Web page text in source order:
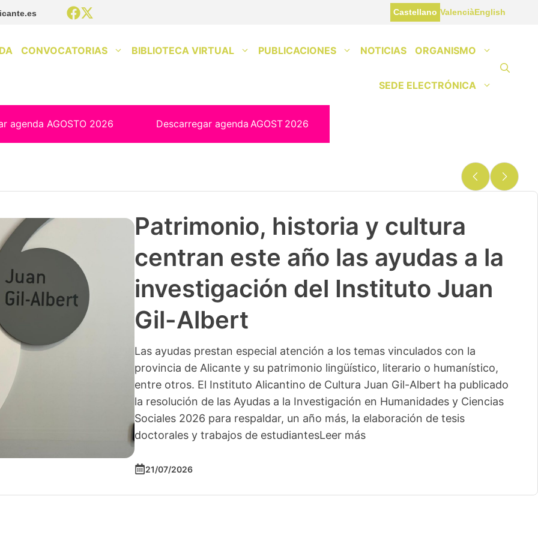
Castellano ValenciàEnglish
CONVOCATORIAS BIBLIOTECA VIRTUAL PUBLICACIONES NOTICIAS ORGANISMO
SEDE ELECTRÓNICA
agenda AGOSTO 2026 Descarregar agenda AGOST 2026
Patrimonio, historia y cultura
centran este año las ayudas a la
investigación del Instituto Juan
Gil-Albert
Las ayudas prestan especial atención a los temas vinculados con la
provincia de Alicante y su patrimonio lingüístico, literario o humanístico,
entre otros. El Instituto Alicantino de Cultura Juan Gil-Albert ha publicado
la resolución de las Ayudas a la Investigación en Humanidades y Ciencias
Sociales 2026 para respaldar, un año más, la elaboración de tesis
doctorales y trabajos de estudiantesLeer más
21/07/2026